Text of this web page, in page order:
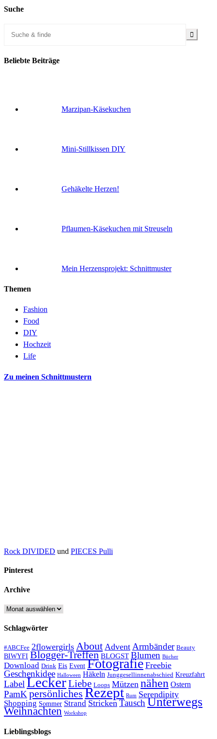
Suche
Beliebte Beiträge
Marzipan-Käsekuchen
Mini-Stillkissen DIY
Gehäkelte Herzen!
Pflaumen-Käsekuchen mit Streuseln
Mein Herzensprojekt: Schnittmuster
Themen
Fashion
Food
DIY
Hochzeit
Life
Zu meinen Schnittmustern
Rock DIVIDED und PIECES Pulli
Pinterest
Archive
Archive
Schlagwörter
#ABCFee 2flowergirls About Advent Armbänder Beauty
BIWYFI Blogger-Treffen BLOGST Blumen Bücher
Download Drink Eis Event Fotografie Freebie
Geschenkidee Halloween Häkeln Junggesellinnenabschied Kreuzfahrt
LabelLeckerLiebe Loops Mützen nähen Ostern
PamKpersönliches Rezept Rum Serendipity
Shopping Sommer Strand Stricken TauschUnterwegs
Weihnachten Workshop
Lieblingsblogs